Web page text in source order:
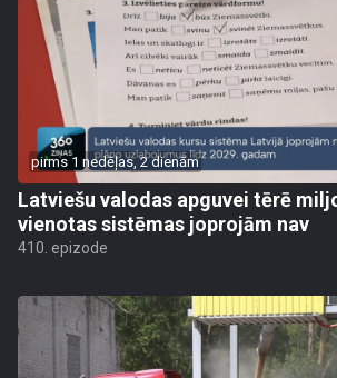
pirms 1 nedēļas, 2 dienām
Latviešu valodas apguvei tērē
vienotas sistēmas joprojām nav
410. epizode